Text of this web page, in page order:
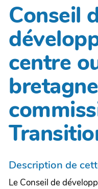
Conseil
centre
Description de
Le Conseil de